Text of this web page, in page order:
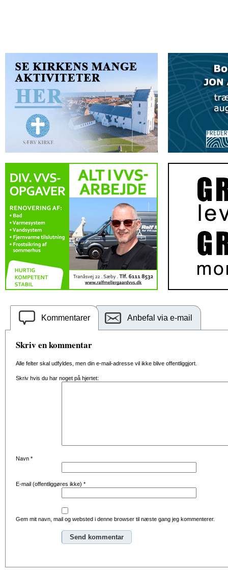
Kommentarer Anbefal via e-mail
Skriv en kommentar
Alle felter skal udfyldes, men din e-mail-adresse vil ikke blive offentliggjort.
Skriv hvis du har noget på hjertet:
Navn *
E-mail (offentliggøres ikke) *
Gem mit navn, mail og websted i denne browser til næste gang jeg kommenterer.